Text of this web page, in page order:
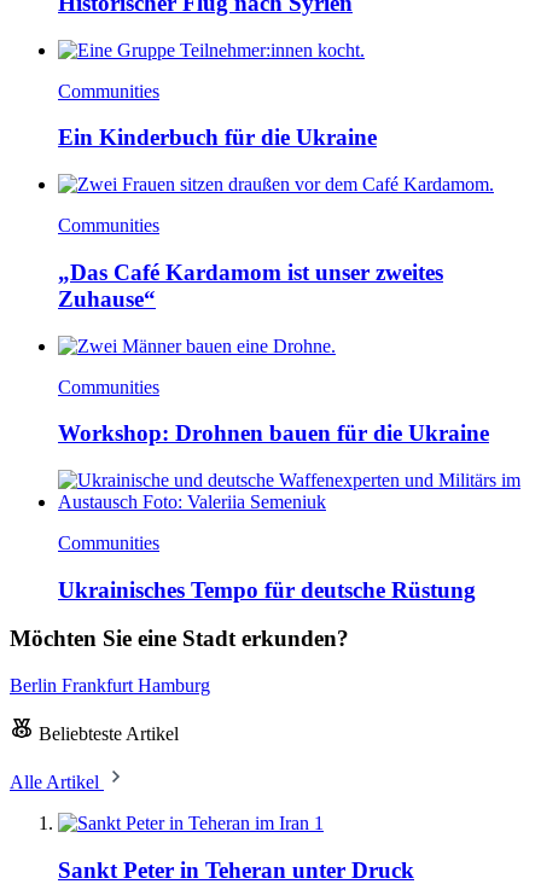
Communities
Ein Kinderbuch für die Ukraine
Communities
„Das Café Kardamom ist unser zweites
Zuhause“
Communities
Workshop: Drohnen bauen für die Ukraine
Communities
Ukrainisches Tempo für deutsche Rüstung
Möchten Sie eine Stadt erkunden?
Berlin Frankfurt Hamburg
Beliebteste Artikel
Alle Artikel
1
Sankt Peter in Teheran unter Druck